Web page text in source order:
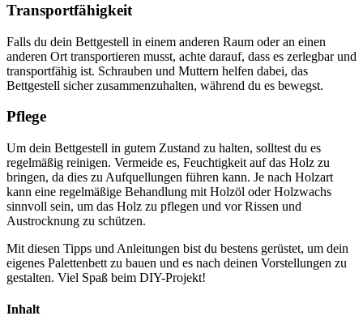
Transportfähigkeit
Falls du dein Bettgestell in einem anderen Raum oder an einen
anderen Ort transportieren musst, achte darauf, dass es zerlegbar und
transportfähig ist. Schrauben und Muttern helfen dabei, das
Bettgestell sicher zusammenzuhalten, während du es bewegst.
Pflege
Um dein Bettgestell in gutem Zustand zu halten, solltest du es
regelmäßig reinigen. Vermeide es, Feuchtigkeit auf das Holz zu
bringen, da dies zu Aufquellungen führen kann. Je nach Holzart
kann eine regelmäßige Behandlung mit Holzöl oder Holzwachs
sinnvoll sein, um das Holz zu pflegen und vor Rissen und
Austrocknung zu schützen.
Mit diesen Tipps und Anleitungen bist du bestens gerüstet, um dein
eigenes Palettenbett zu bauen und es nach deinen Vorstellungen zu
gestalten. Viel Spaß beim DIY-Projekt!
Inhalt